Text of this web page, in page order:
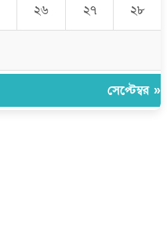
২৬ ২৭ ২৮
সেপ্টেম্বর »